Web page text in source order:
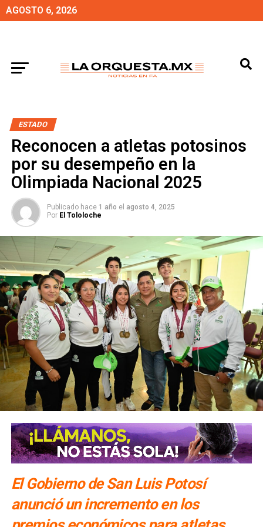
AGOSTO 6, 2026
ESTADO
Reconocen a atletas potosinos
por su desempeño en la
Olimpiada Nacional 2025
Publicado hace 1 año el agosto 4, 2025
Por El Tololoche
El Gobierno de San Luis Potosí
anunció un incremento en los